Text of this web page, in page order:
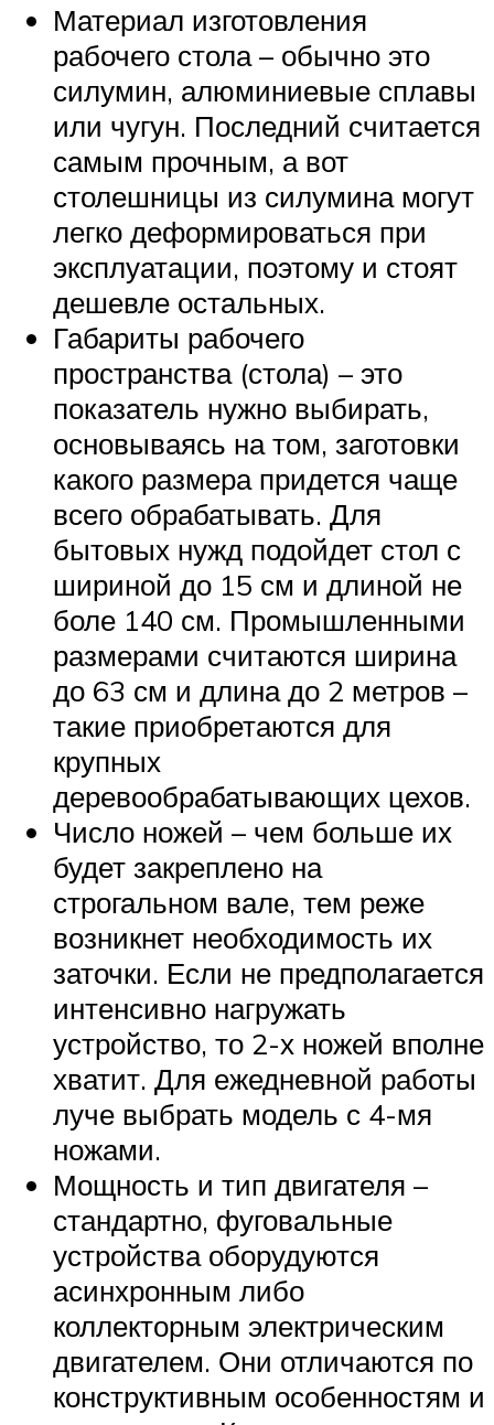
Материал изготовления
рабочего стола – обычно это
силумин, алюминиевые сплавы
или чугун. Последний считается
самым прочным, а вот
столешницы из силумина могут
легко деформироваться при
эксплуатации, поэтому и стоят
дешевле остальных.
Габариты рабочего
пространства (стола) – это
показатель нужно выбирать,
основываясь на том, заготовки
какого размера придется чаще
всего обрабатывать. Для
бытовых нужд подойдет стол с
шириной до 15 см и длиной не
боле 140 см. Промышленными
размерами считаются ширина
до 63 см и длина до 2 метров –
такие приобретаются для
крупных
деревообрабатывающих цехов.
Число ножей – чем больше их
будет закреплено на
строгальном вале, тем реже
возникнет необходимость их
заточки. Если не предполагается
интенсивно нагружать
устройство, то 2-х ножей вполне
хватит. Для ежедневной работы
луче выбрать модель с 4-мя
ножами.
Мощность и тип двигателя –
стандартно, фуговальные
устройства оборудуются
асинхронным либо
коллекторным электрическим
двигателем. Они отличаются по
конструктивным особенностям и